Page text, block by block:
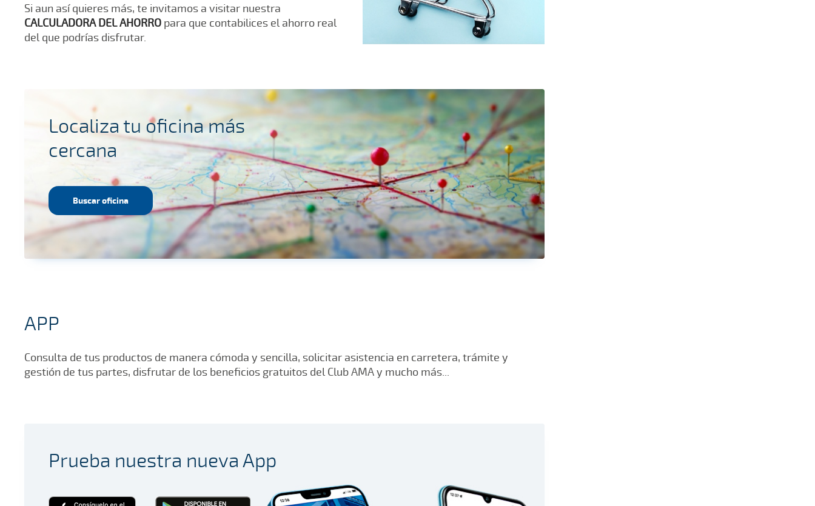
Si aun así quieres más, te invitamos a visitar nuestra
CALCULADORA DEL AHORROpara que contabilices el ahorro real
del que podrías disfrutar.
Localiza tu oficina más
cercana
Buscar oficina
APP
Consulta de tus productos de manera cómoda y sencilla, solicitar asistencia en carretera, trámite y
gestión de tus partes, disfrutar de los beneficios gratuitos del Club AMA y mucho más...
Prueba nuestra nueva App